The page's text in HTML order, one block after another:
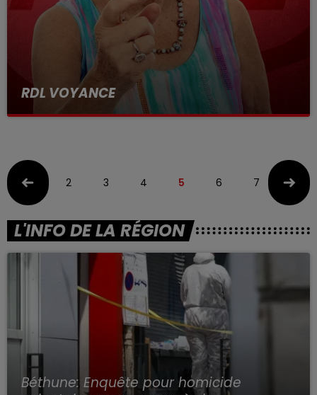
RDL VOYANCE
26 janvier 2024
2 3 4 5 6 7 8
L'INFO DE LA RÉGION
Béthune: Enquête pour homicide